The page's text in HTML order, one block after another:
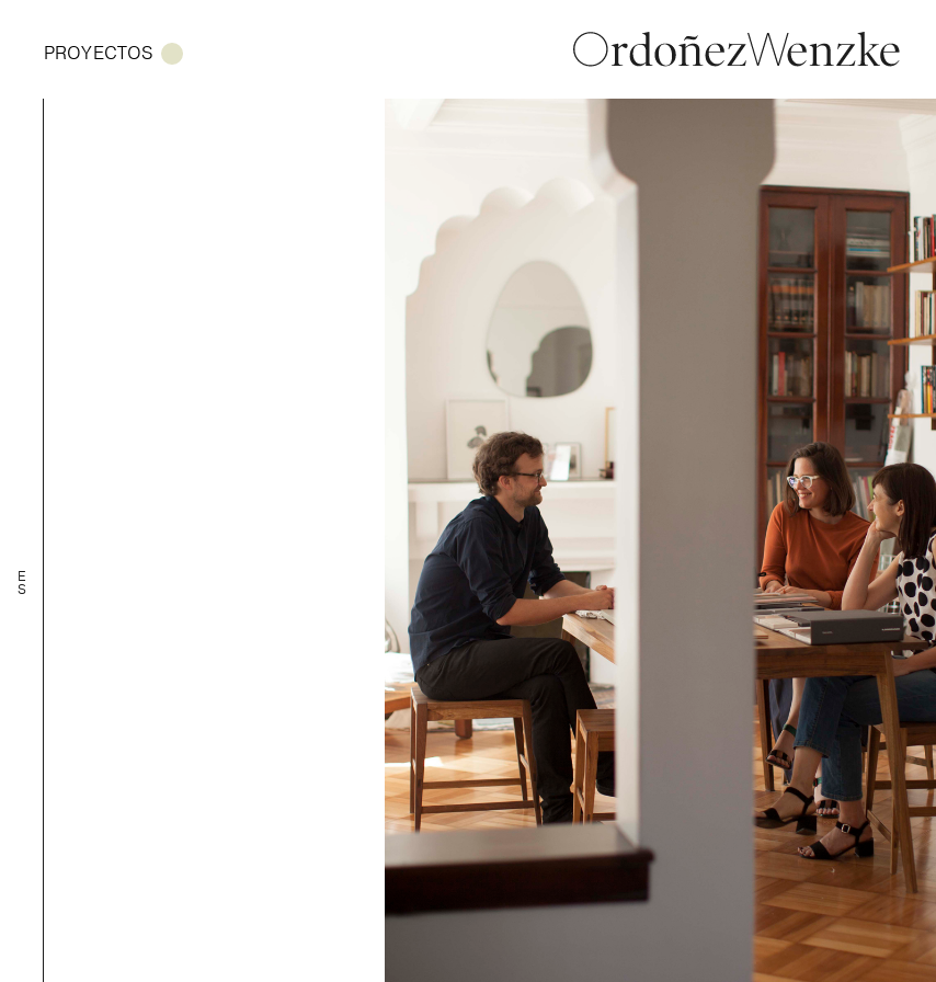
PROYECTOS
E
S
COLABORADORES/AGRADECIMIENTOS
IMPERFECTO IOTTI-HECHO-NICO
NUMEROS PRIMOS-LA FELIZ-
PESQUEIRA-HUUP-LUNA/OKS-
ROLANDIA-ITEM-EL ESPARTANO-
MEDINA
Ximena Sáenz
KÜCHE